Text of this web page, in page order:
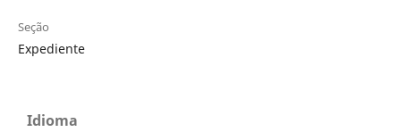
Seção
Expediente
Idioma